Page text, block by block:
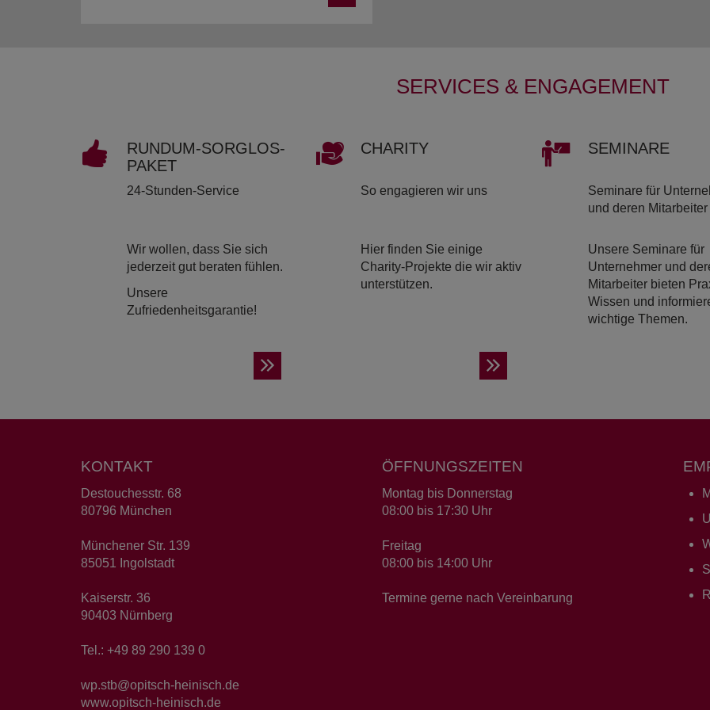
SERVICES & ENGAGEMENT
RUND­UM-SORG­LOS-
PAKET
24-Stunden-Service
Wir wollen, dass Sie sich
jederzeit gut beraten fühlen.
Unsere
Zufriedenheitsgarantie!
CHA­RI­TY
So engagieren wir uns
Hier finden Sie einige
Charity-Projekte die wir aktiv
unterstützen.
SE­MI­NA­RE
Seminare für
und deren Mitarbeiter
Unsere Seminare für
Unternehmer und
Mitarbeiter bieten
Wissen und
wichtige Themen.
KONTAKT
Destouchesstr. 68
80796 München
Münchener Str. 139
85051 Ingolstadt
Kaiserstr. 36
90403 Nürnberg
Tel.: +49 89 290 139 0
wp.stb@opitsch-heinisch.de
www.opitsch-heinisch.de
ÖFFNUNGSZEITEN
Montag bis Donnerstag
08:00 bis 17:30 Uhr
Freitag
08:00 bis 14:00 Uhr
Termine gerne nach Vereinbarung